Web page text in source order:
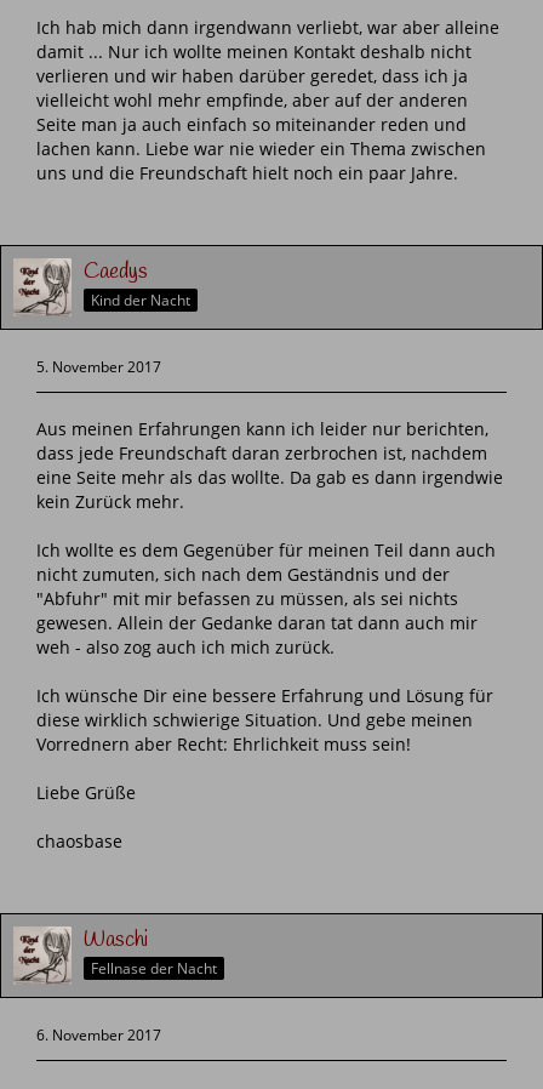
Ich hab mich dann irgendwann verliebt, war aber alleine
damit ... Nur ich wollte meinen Kontakt deshalb nicht
verlieren und wir haben darüber geredet, dass ich ja
vielleicht wohl mehr empfinde, aber auf der anderen
Seite man ja auch einfach so miteinander reden und
lachen kann. Liebe war nie wieder ein Thema zwischen
uns und die Freundschaft hielt noch ein paar Jahre.
Caedys
Kind der Nacht
5. November 2017
Aus meinen Erfahrungen kann ich leider nur berichten,
dass jede Freundschaft daran zerbrochen ist, nachdem
eine Seite mehr als das wollte. Da gab es dann irgendwie
kein Zurück mehr.
Ich wollte es dem Gegenüber für meinen Teil dann auch
nicht zumuten, sich nach dem Geständnis und der
"Abfuhr" mit mir befassen zu müssen, als sei nichts
gewesen. Allein der Gedanke daran tat dann auch mir
weh - also zog auch ich mich zurück.
Ich wünsche Dir eine bessere Erfahrung und Lösung für
diese wirklich schwierige Situation. Und gebe meinen
Vorrednern aber Recht: Ehrlichkeit muss sein!
Liebe Grüße
chaosbase
Waschi
Fellnase der Nacht
6. November 2017